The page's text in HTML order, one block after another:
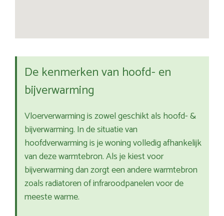
De kenmerken van hoofd- en
bijverwarming
Vloerverwarming is zowel geschikt als hoofd- &
bijverwarming. In de situatie van
hoofdverwarming is je woning volledig afhankelijk
van deze warmtebron. Als je kiest voor
bijverwarming dan zorgt een andere warmtebron
zoals radiatoren of infraroodpanelen voor de
meeste warme.